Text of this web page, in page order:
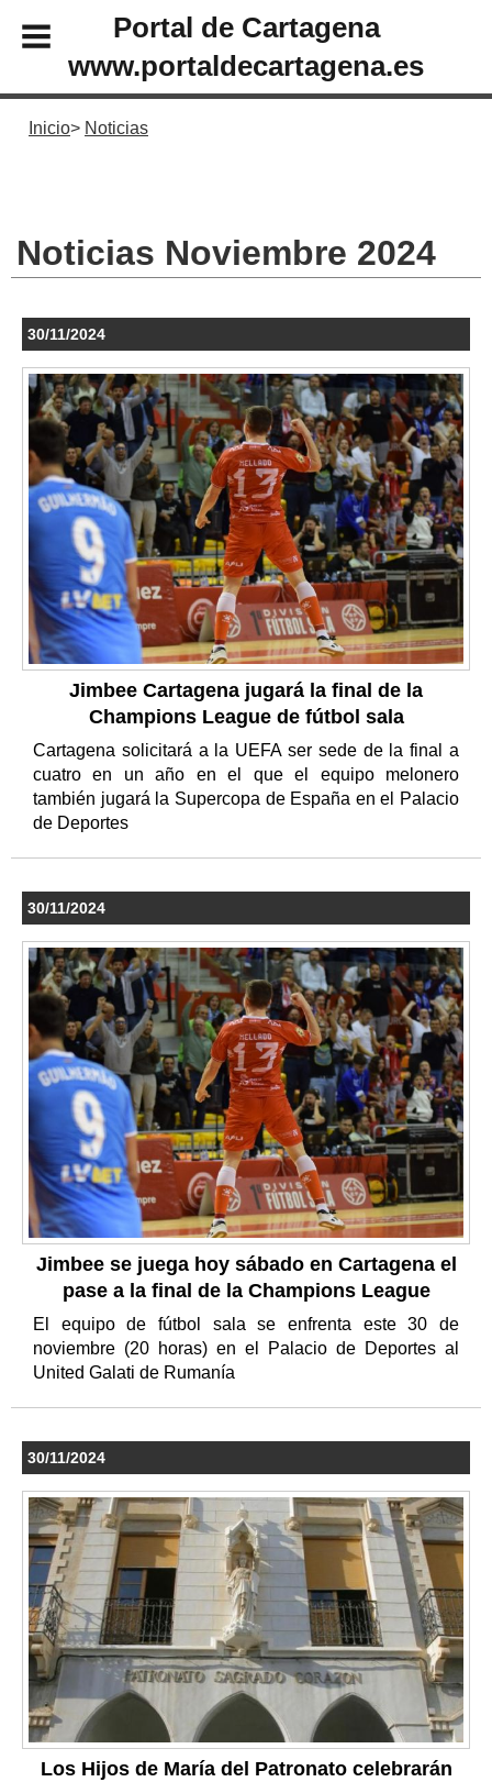
Portal de Cartagena
www.portaldecartagena.es
Inicio Noticias
Noticias Noviembre 2024
30/11/2024
Jimbee Cartagena jugará la final de la
Champions League de fútbol sala
Cartagena solicitará a la UEFA ser sede de la final a
cuatro en un año en el que el equipo melonero
también jugará la Supercopa de España en el Palacio
de Deportes
30/11/2024
Jimbee se juega hoy sábado en Cartagena el
pase a la final de la Champions League
El equipo de fútbol sala se enfrenta este 30 de
noviembre (20 horas) en el Palacio de Deportes al
United Galati de Rumanía
30/11/2024
Los Hijos de María del Patronato celebrarán